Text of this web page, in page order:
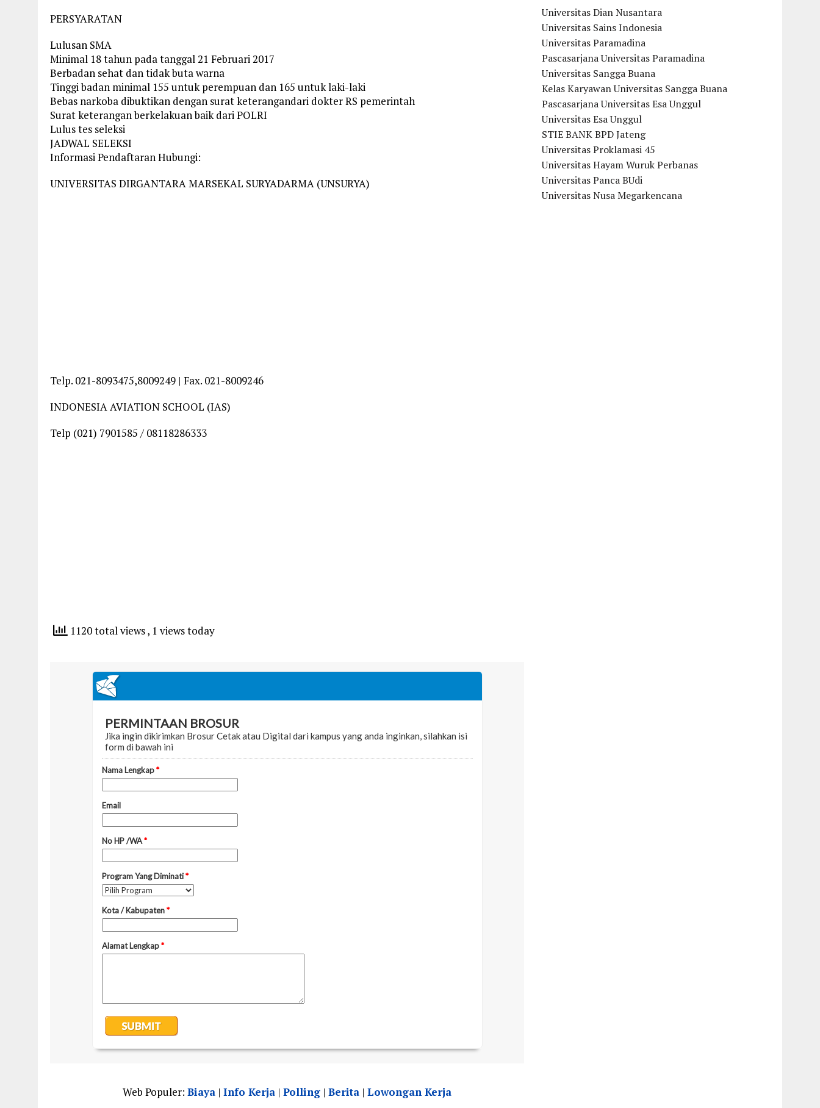
PERSYARATAN
Lulusan SMA
Minimal 18 tahun pada tanggal 21 Februari 2017
Berbadan sehat dan tidak buta warna
Tinggi badan minimal 155 untuk perempuan dan 165 untuk laki-laki
Bebas narkoba dibuktikan dengan surat keterangandari dokter RS pemerintah
Surat keterangan berkelakuan baik dari POLRI
Lulus tes seleksi
JADWAL SELEKSI
Informasi Pendaftaran Hubungi:
UNIVERSITAS DIRGANTARA MARSEKAL SURYADARMA (UNSURYA)
Telp. 021-8093475,8009249 | Fax. 021-8009246
INDONESIA AVIATION SCHOOL (IAS)
Telp (021) 7901585 / 08118286333
1120 total views, 1 views today
Web Populer: Biaya| Info Kerja| Polling| Berita| Lowongan Kerja
Universitas Dian Nusantara
Universitas Sains Indonesia
Universitas Paramadina
Pascasarjana Universitas Paramadina
Universitas Sangga Buana
Kelas Karyawan Universitas Sangga Buana
Pascasarjana Universitas Esa Unggul
Universitas Esa Unggul
STIE BANK BPD Jateng
Universitas Proklamasi 45
Universitas Hayam Wuruk Perbanas
Universitas Panca BUdi
Universitas Nusa Megarkencana